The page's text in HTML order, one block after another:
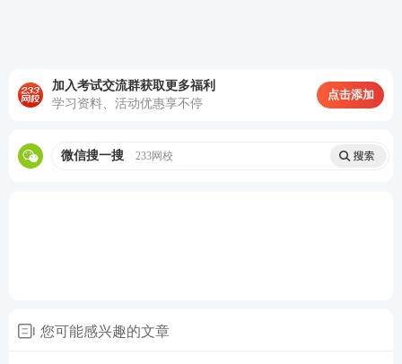
加入考试交流群获取更多福利
学习资料、活动优惠享不停
点击添加
微信搜一搜 233网校
您可能感兴趣的文章